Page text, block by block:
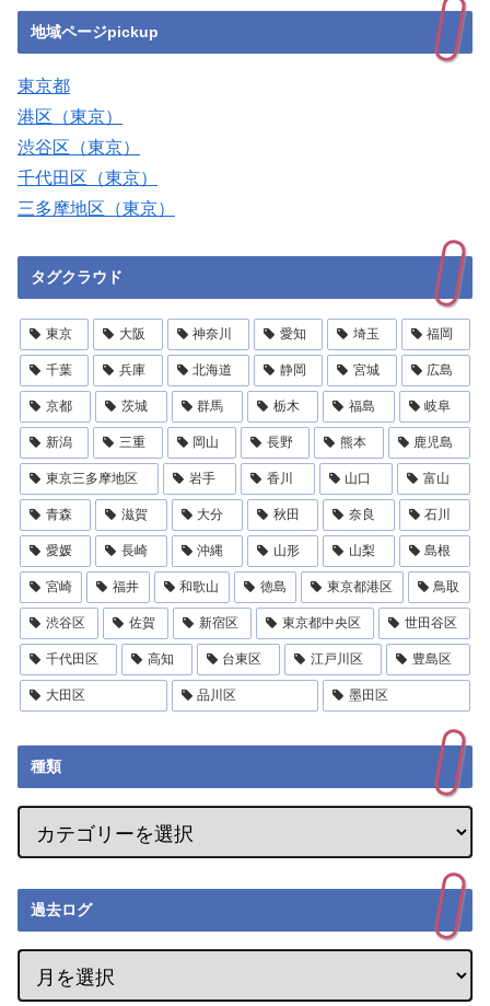
地域ページpickup
東京都
港区（東京）
渋谷区（東京）
千代田区（東京）
三多摩地区（東京）
タグクラウド
東京 大阪 神奈川 愛知 埼玉 福岡
千葉 兵庫 北海道 静岡 宮城 広島
京都 茨城 群馬 栃木 福島 岐阜
新潟 三重 岡山 長野 熊本 鹿児島
東京三多摩地区 岩手 香川 山口 富山
青森 滋賀 大分 秋田 奈良 石川
愛媛 長崎 沖縄 山形 山梨 島根
宮崎 福井 和歌山 徳島 東京都港区 鳥取
渋谷区 佐賀 新宿区 東京都中央区 世田谷区
千代田区 高知 台東区 江戸川区 豊島区
大田区 品川区 墨田区
種類
過去ログ